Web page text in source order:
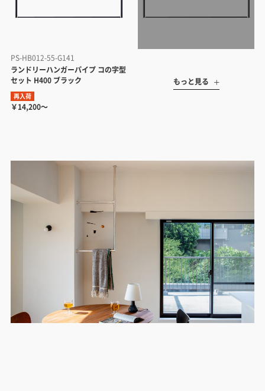
PS-HB012-55-G141
ランドリーハンガーパイプ コの字型
セット H400 ブラック
再入荷
￥14,200～
もっと見る